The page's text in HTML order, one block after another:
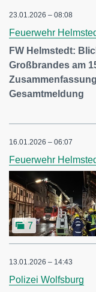
23.01.2026 – 08:08
Feuerwehr
FW Helmstedt:
Großbrandes am
Gesamtmeldung
16.01.2026 – 06:07
Feuerwehr
7
13.01.2026 – 14:43
Polizei Wolfsburg